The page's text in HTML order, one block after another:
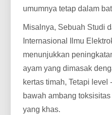
umumnya tetap dalam
Misalnya, Sebuah Studi
Internasional Ilmu
menunjukkan
ayam yang dimasak
kertas timah, Tetapi
bawah ambang
yang khas.